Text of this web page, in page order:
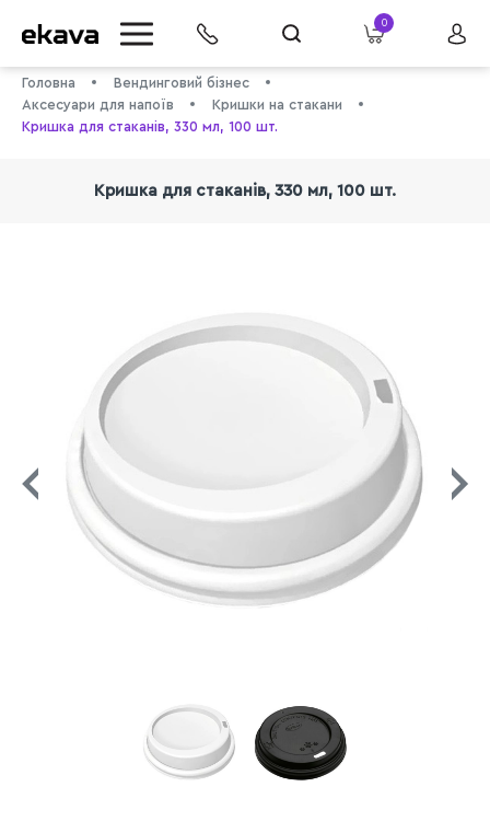
0
Головна
Вендинговий бізнес
Аксесуари для напоїв
Кришки на стакани
Кришка для стаканів, 330 мл, 100 шт.
Кришка для стаканів, 330 мл, 100 шт.